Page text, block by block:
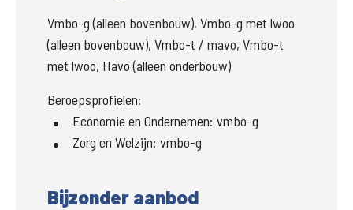
Vmbo-g (alleen bovenbouw), Vmbo-g met lwoo
(alleen bovenbouw), Vmbo-t / mavo, Vmbo-t
met lwoo, Havo (alleen onderbouw)
Beroepsprofielen:
Economie en Ondernemen: vmbo-g
Zorg en Welzijn: vmbo-g
Bijzonder aanbod